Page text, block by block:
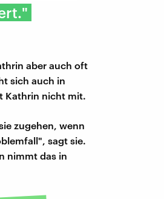
aber auch oft
sich auch in
Kathrin nicht mit.
zugehen, wenn
sagt sie.
nimmt das in